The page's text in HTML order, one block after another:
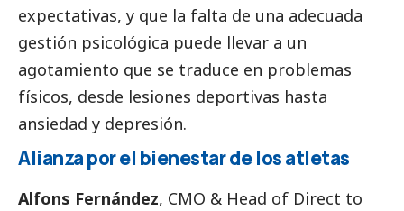
expectativas, y que la falta de una adecuada
gestión psicológica puede llevar a un
agotamiento que se traduce en problemas
físicos, desde lesiones deportivas hasta
ansiedad y depresión.
Alianza por el bienestar de los atletas
Alfons Fernández, CMO & Head of Direct to